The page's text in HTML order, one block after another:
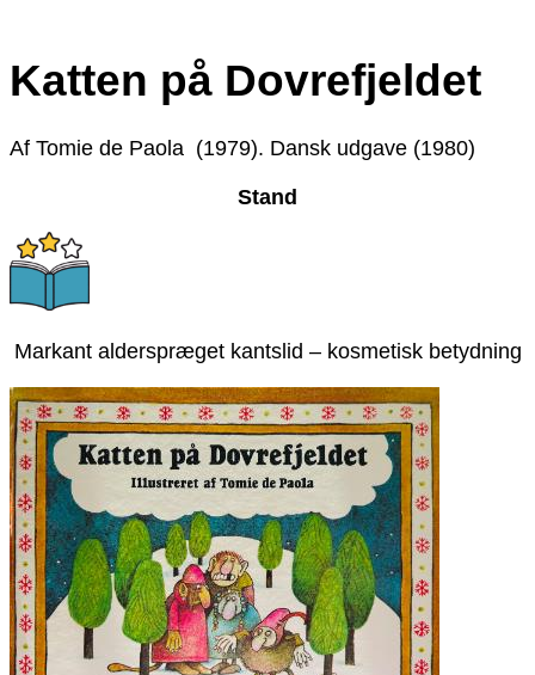
Katten på Dovrefjeldet
Af Tomie de Paola (1979). Dansk udgave (1980)
Stand
Markant alderspræget kantslid – kosmetisk betydning